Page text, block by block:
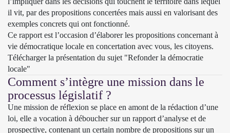
il vit, par des propositions concertées mais aussi en valorisant des
exemples concrets qui ont fonctionné.
Ce rapport est l’occasion d’élaborer les propositions concernant à
vie démocratique locale en concertation avec vous, les citoyens.
Télécharger la présentation du sujet "Refonder la démocratie
locale"
Comment s’intègre une mission dans le
processus législatif ?
Une mission de réflexion se place en amont de la rédaction d’une
loi, elle a vocation à déboucher sur un rapport d’analyse et de
prospective, contenant un certain nombre de propositions sur un